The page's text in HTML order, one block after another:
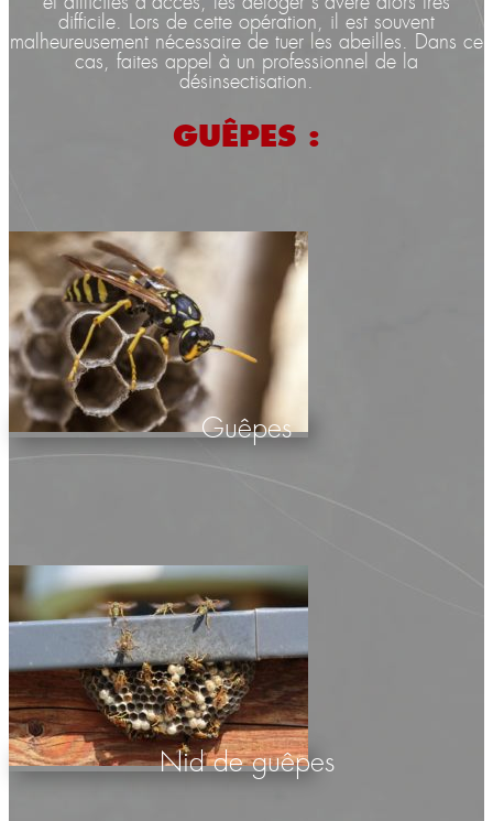
difficile. Lors de cette opération, il est souvent
malheureusement nécessaire de tuer les abeilles. Dans ce
cas, faites appel à un professionnel de la
désinsectisation.
GUÊPES :
Guêpes
Nid de guêpes